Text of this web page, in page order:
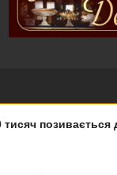
позивається до